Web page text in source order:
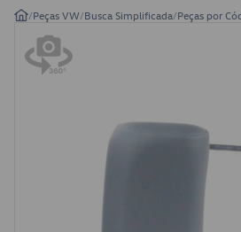
/Peças VW/Busca Simplificada/Peças por